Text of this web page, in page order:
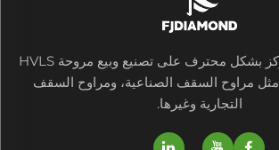
فوجيان دايموند، نركز بشكل محترف على تصنيع وبيع مروحة HVLS
ومراوح AXIAL مثل مراوح السقف الصناعية، ومراوح السقف
التجارية وغيرها.